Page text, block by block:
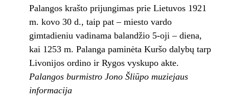
Palangos krašto prijungimas prie Lietuvos 1921
m. kovo 30 d., taip pat – miesto vardo
gimtadieniu vadinama balandžio 5-oji – diena,
kai 1253 m. Palanga paminėta Kuršo dalybų tarp
Livonijos ordino ir Rygos vyskupo akte.
Palangos burmistro Jono Šliūpo muziejaus
informacija